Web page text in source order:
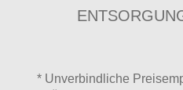
* Unverbindliche